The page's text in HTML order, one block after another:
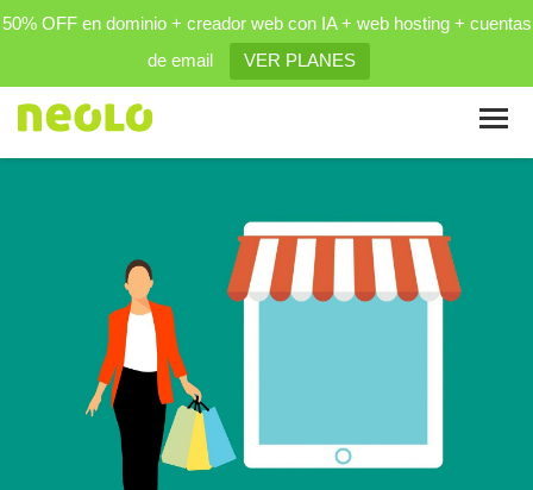
50% OFF en dominio + creador web con IA + web hosting + cuentas
de email
VER PLANES